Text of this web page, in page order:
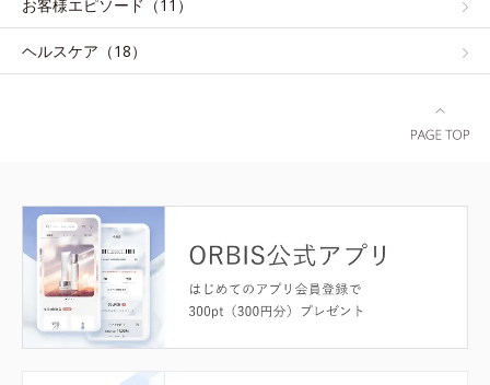
お客様エピソード（11）
ヘルスケア（18）